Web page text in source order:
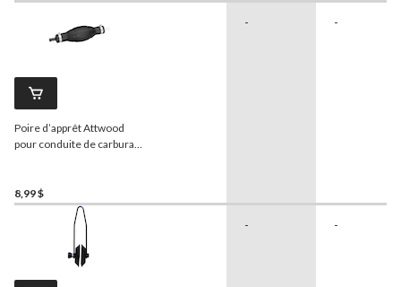
Poire d’apprêt Attwood
pour conduite de carburant
8,99 $
- -
- -